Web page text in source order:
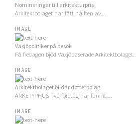
Nomineringar till arkitekturpris
Arkitektbolaget har fått hälften av…
IMAGE
Växjöpolitiker på besök
På fredagen bjöd Växjöbaserade Arkitektbolaget…
IMAGE
Arkitektbolaget bildar dotterbolag
ARKETYPHUS Två företag har funnit…
IMAGE